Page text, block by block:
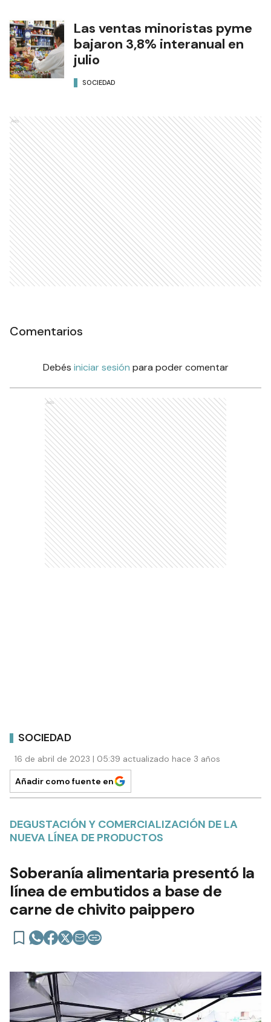
Las ventas minoristas pyme
bajaron 3,8% interanual en
julio
SOCIEDAD
Ads
Comentarios
Debés iniciar sesión para poder comentar
Ads
SOCIEDAD
16 de abril de 2023 | 05:39 actualizado hace 3 años
Añadir como fuente en
DEGUSTACIÓN Y COMERCIALIZACIÓN DE LA
NUEVA LÍNEA DE PRODUCTOS
Soberanía alimentaria presentó la
línea de embutidos a base de
carne de chivito paippero